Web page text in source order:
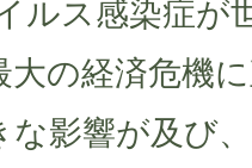
ルス感染症が
大の経済危機
な影響が及び